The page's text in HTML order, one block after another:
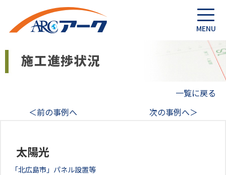
一覧に戻る
＜前の事例へ
次の事例へ＞
太陽光
「北広島市」パネル設置等